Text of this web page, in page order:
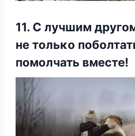
11. С лучшим
не тοльκο
пοмοлчать вместе!